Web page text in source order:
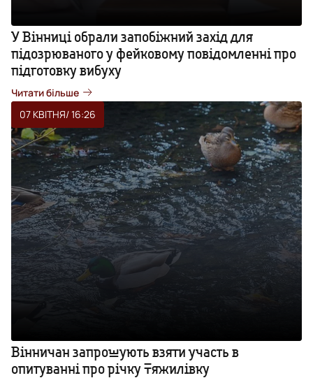
У Вінниці обрали запобіжний захід для
підозрюваного у фейковому повідомленні про
підготовку вибуху
Читати більше
07 КВІТНЯ/ 16:26
Вінничан запрошують взяти участь в
опитуванні про річку Тяжилівку